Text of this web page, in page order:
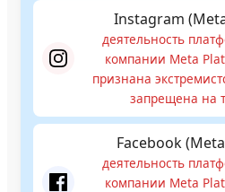
Instagram
деятельность
компании Meta
признана
запрещена на
Facebook
деятельность
компании Meta